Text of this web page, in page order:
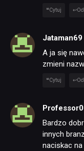
Cytuj
Jataman69
A ja się
zmieni
Cytuj
Bardzo
innych
naciskac